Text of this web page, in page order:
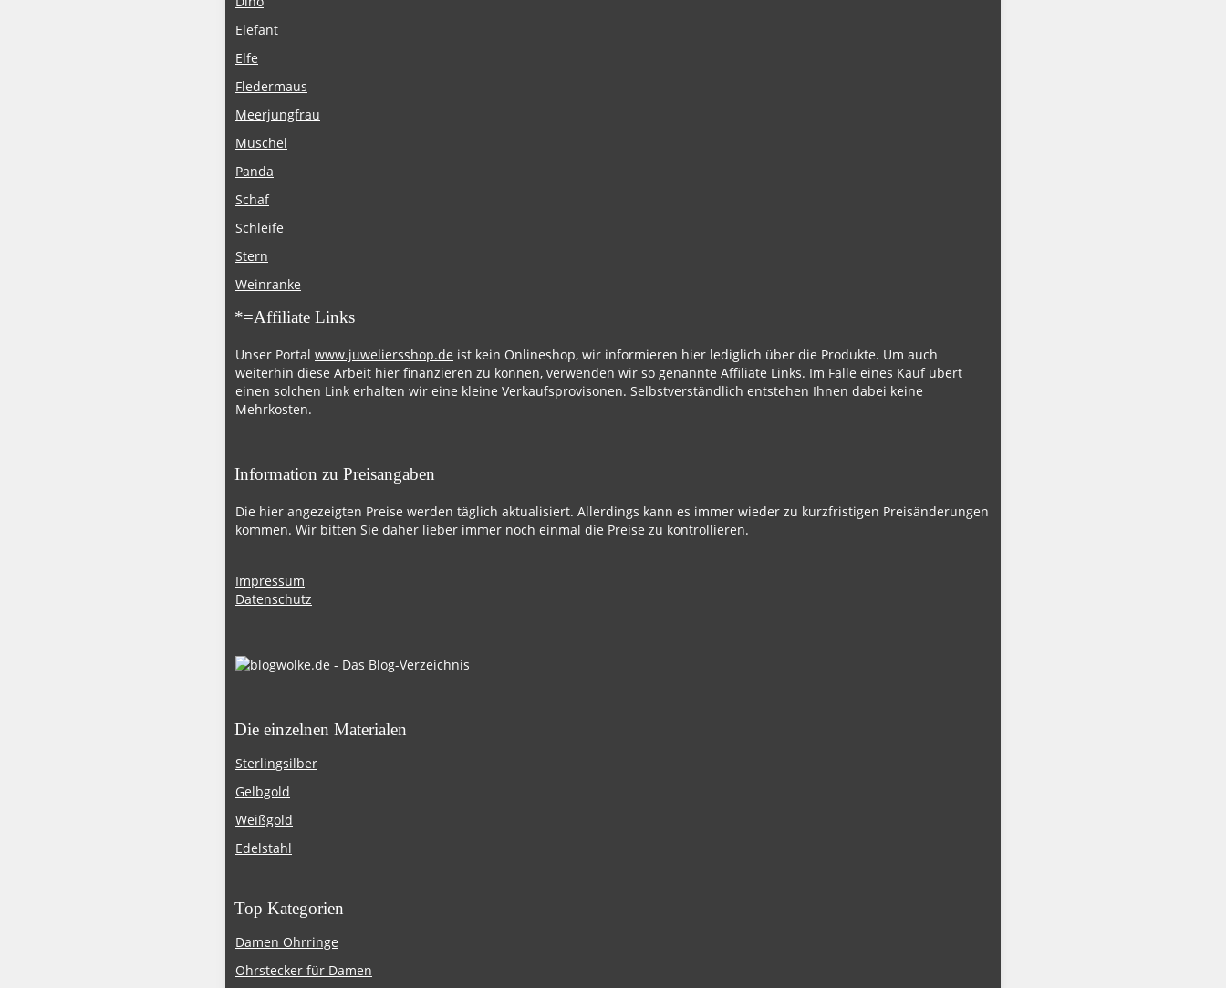
Elefant
Elfe
Fledermaus
Meerjungfrau
Muschel
Panda
Schaf
Schleife
Stern
Weinranke
*=Affiliate Links
Unser Portal www.juweliersshop.de ist kein Onlineshop, wir informieren hier lediglich über die Produkte. Um auch
weiterhin diese Arbeit hier finanzieren zu können, verwenden wir so genannte Affiliate Links. Im Falle eines Kauf übert
einen solchen Link erhalten wir eine kleine Verkaufsprovisonen. Selbstverständlich entstehen Ihnen dabei keine
Mehrkosten.
Information zu Preisangaben
Die hier angezeigten Preise werden täglich aktualisiert. Allerdings kann es immer wieder zu kurzfristigen Preisänderungen
kommen. Wir bitten Sie daher lieber immer noch einmal die Preise zu kontrollieren.
Impressum
Datenschutz
Die einzelnen Materialen
Sterlingsilber
Gelbgold
Weißgold
Edelstahl
Top Kategorien
Damen Ohrringe
Ohrstecker für Damen